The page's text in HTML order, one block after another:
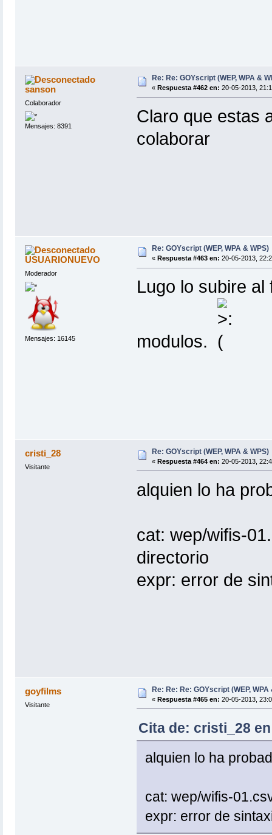
sanson
Colaborador
Mensajes: 8391
Re: Re: GOYscript (WEP, WPA &
« Respuesta #462 en: 20-05-2013,
Claro que estas
colaborar
USUARIONUEVO
Moderador
Mensajes: 16145
Re: GOYscript (WEP, WPA & WPS)
« Respuesta #463 en: 20-05-2013,
Lugo lo subire
modulos.
cristi_28
Visitante
Re: GOYscript (WEP, WPA & WPS)
« Respuesta #464 en: 20-05-2013,
alquien lo ha
cat: wep/wifis-
directorio
expr: error de
goyfilms
Visitante
Re: Re: Re: GOYscript (WEP, WPA
« Respuesta #465 en: 20-05-2013,
Cita de: cristi_28
alquien lo ha
cat: wep/wifis-
expr: error de